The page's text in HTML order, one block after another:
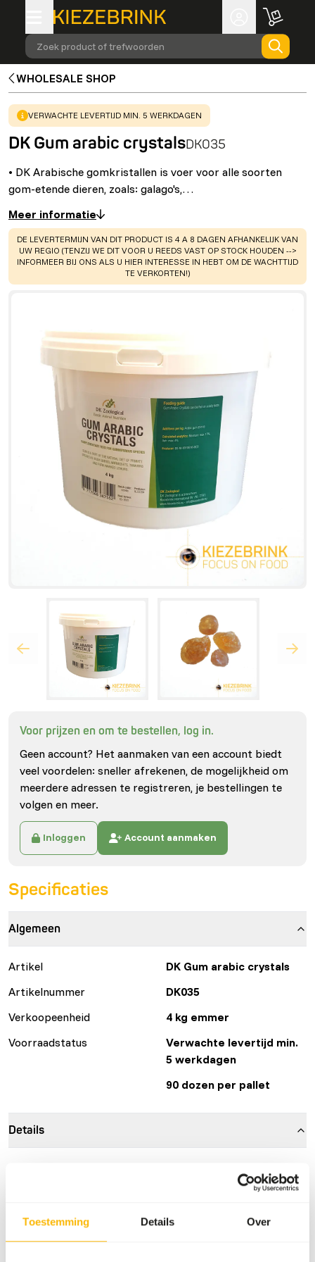
Toestemming Details Over
Zoek product of trefwoorden
WHOLESALE SHOP
WARNING:
VERWACHTE LEVERTIJD MIN. 5 WERKDAGEN
DK Gum arabic crystalsDK035
• DK Arabische gomkristallen is voer voor alle soorten
gom-etende dieren, zoals: galago's,…
Meer informatie
WARNING:
DE LEVERTERMIJN VAN DIT PRODUCT IS 4 A 8 DAGEN AFHANKELIJK VAN
UW REGIO (TENZIJ WE DIT VOOR U REEDS VAST OP STOCK HOUDEN -->
INFORMEER BIJ ONS ALS U HIER INTERESSE IN HEBT OM DE WACHTTIJD
TE VERKORTEN!)
Voor prijzen en om te bestellen, log in.
Geen account? Het aanmaken van een account biedt
veel voordelen: sneller afrekenen, de mogelijkheid om
meerdere adressen te registreren, je bestellingen te
volgen en meer.
Inloggen Account aanmaken
Specificaties
Algemeen
Artikel
DK Gum arabic crystals
Artikelnummer
DK035
Verkoopeenheid
4 kg emmer
Voorraadstatus
Verwachte levertijd min.
5 werkdagen
90 dozen per pallet
Details